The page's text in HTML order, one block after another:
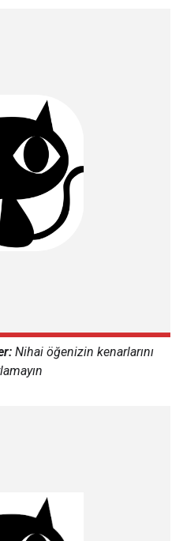
Nihai öğenizin kenarlarını